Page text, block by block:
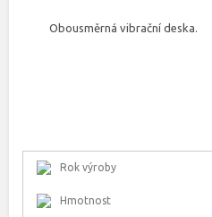
Obousměrná vibrační deska.
Rok výroby
Hmotnost